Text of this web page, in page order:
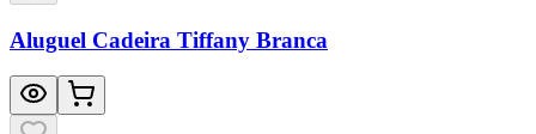
Aluguel Cadeira Tiffany Branca